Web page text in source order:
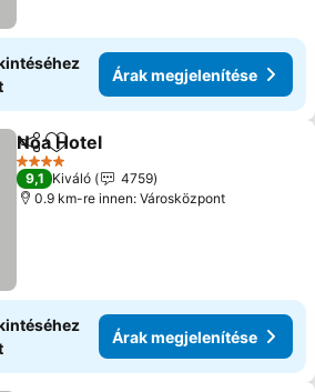
Árak megjelenítése
Megosztás
Hozzáadás a kedvencekhez
Noa Hotel
4 Kategória
9,1 Kiváló
4759
0.9 km-re innen: Városközpont
Árak megjelenítése